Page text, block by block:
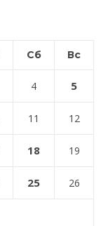
Сб Вс
4 5
11 12
18 19
25 26